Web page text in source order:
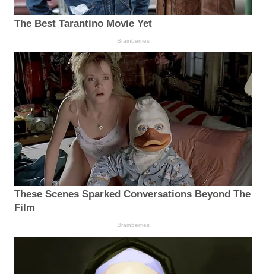
The Best Tarantino Movie Yet
Brainberries
These Scenes Sparked Conversations Beyond The
Film
Brainberries